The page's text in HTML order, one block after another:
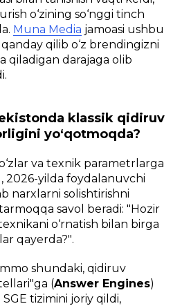
o‘zining so‘nggi tinch
Muna Media jamoasi ushbu
qilib o‘z brendingizni
qiladigan darajaga olib
klassik qidiruv
yo‘qotmoqda?
va texnik parametrlarga
2026-yilda foydalanuvchi
narxlarni solishtirishni
savol beradi: "Hozir
o‘rnatish bilan birga
qayerda?".
shundaki, qidiruv
(Answer Engines)
tizimini joriy qildi,